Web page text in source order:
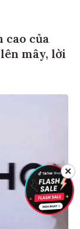
cao của
mây, lời
✕